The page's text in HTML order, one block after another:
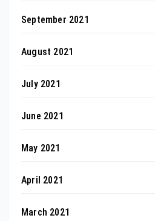
September 2021
August 2021
July 2021
June 2021
May 2021
April 2021
March 2021